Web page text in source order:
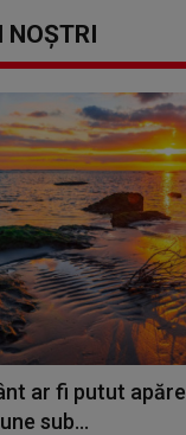
NOȘTRI
ar fi putut
sub...